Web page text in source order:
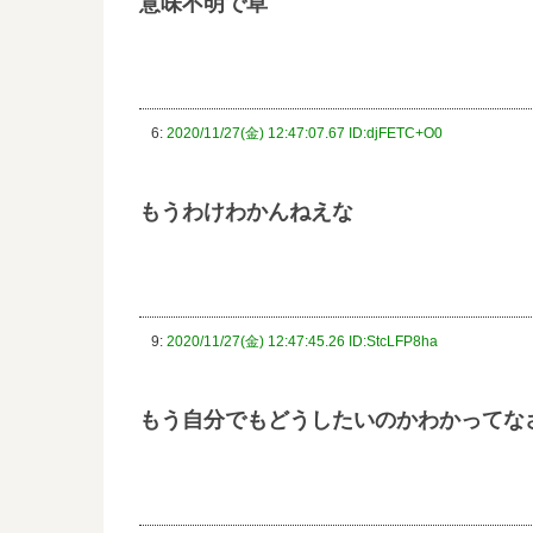
6: 2020/11/27(金) 12:47:07.67 ID:djFETC+O0
もうわけわかんねえな
9: 2020/11/27(金) 12:47:45.26 ID:StcLFP8ha
もう自分でもどうしたいのかわかってな